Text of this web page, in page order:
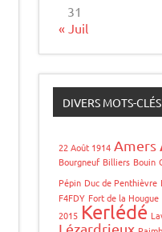
31
« Juil
DIVERS MOTS-CLÉS
22 Août 1914 Amers
Bourgneuf Billiers Bouin
Pépin Duc de Penthièvre
F4FDY Fort de la Hougue
2015 Kerlédé
Lézardrieux